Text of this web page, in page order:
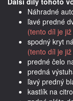
Náhradné
ľavé predné
(tento díl je
spodný kryt
(tento díl je
predné čelo
predná
ľavý predný
kastlík na